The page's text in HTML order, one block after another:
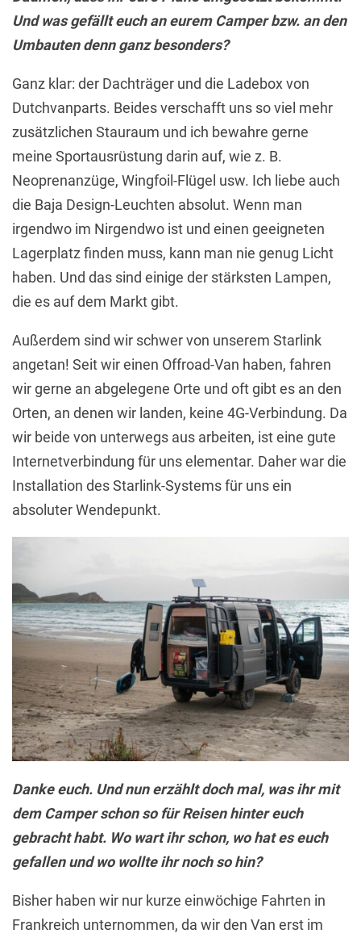
Und was gefällt euch an eurem Camper bzw. an den
Umbauten denn ganz besonders?
Ganz klar: der Dachträger und die Ladebox von
Dutchvanparts. Beides verschafft uns so viel mehr
zusätzlichen Stauraum und ich bewahre gerne
meine Sportausrüstung darin auf, wie z. B.
Neoprenanzüge, Wingfoil-Flügel usw. Ich liebe auch
die Baja Design-Leuchten absolut. Wenn man
irgendwo im Nirgendwo ist und einen geeigneten
Lagerplatz finden muss, kann man nie genug Licht
haben. Und das sind einige der stärksten Lampen,
die es auf dem Markt gibt.
Außerdem sind wir schwer von unserem Starlink
angetan! Seit wir einen Offroad-Van haben, fahren
wir gerne an abgelegene Orte und oft gibt es an den
Orten, an denen wir landen, keine 4G-Verbindung. Da
wir beide von unterwegs aus arbeiten, ist eine gute
Internetverbindung für uns elementar. Daher war die
Installation des Starlink-Systems für uns ein
absoluter Wendepunkt.
Danke euch. Und nun erzählt doch mal, was ihr mit
dem Camper schon so für Reisen hinter euch
gebracht habt. Wo wart ihr schon, wo hat es euch
gefallen und wo wollte ihr noch so hin?
Bisher haben wir nur kurze einwöchige Fahrten in
Frankreich unternommen, da wir den Van erst im